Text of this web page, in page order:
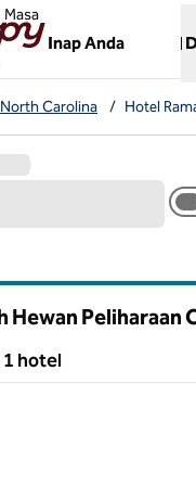
Masa
Inap Anda
,Membuka tab baru
North Carolina / Hotel
Hewan Peliharaan
hotel
hotel